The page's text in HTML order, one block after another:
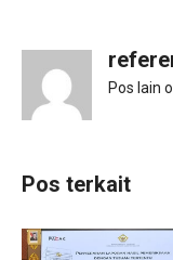
Pos lain
Pos terkait